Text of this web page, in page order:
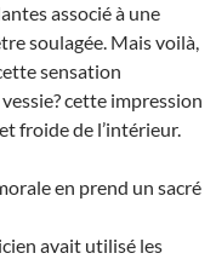
associé à une
soulagée. Mais voilà,
sensation
cette impression
froide de l’intérieur.
en prend un sacré
avait utilisé les